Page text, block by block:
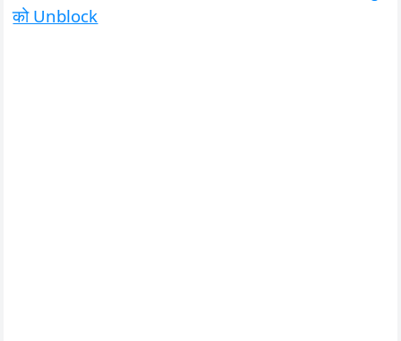
को Unblock